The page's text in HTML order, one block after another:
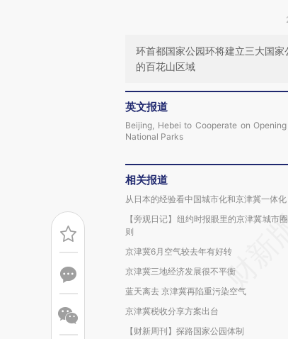
环首都国家公园环将建立三大国
的百花山区域
英文报道
Beijing, Hebei to Cooperate on
National Parks
相关报道
从日本的经验看中国城市化和京津冀一体化
【旁观日记】纽约时报眼里的京津冀城市
则
京津冀6月空气较去年有好转
京津冀三地经济发展很不平衡
蓝天离去 京津冀再陷重污染空气
京津冀税收分享方案出台
【财新周刊】探路国家公园体制